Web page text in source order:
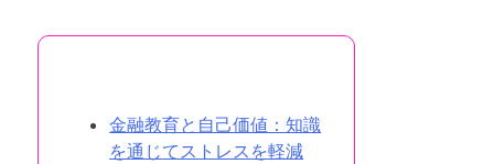
金融教育と自己価値：知識
を通じてストレスを軽減